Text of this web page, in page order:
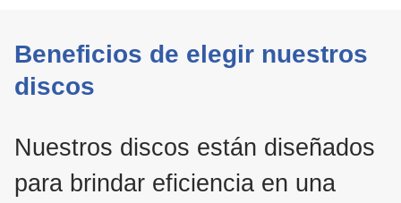
Beneficios de elegir nuestros
discos
Nuestros discos están diseñados
para brindar eficiencia en una